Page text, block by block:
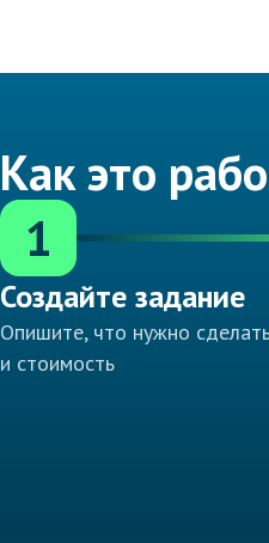
Как это
1
Создайте задание
Опишите, что нужно
и стоимость